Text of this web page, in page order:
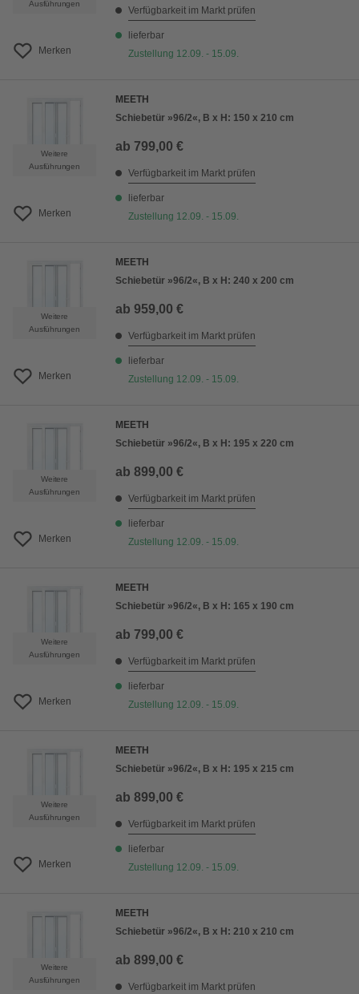
Ausführungen
Merken
Verfügbarkeit im Markt prüfen
lieferbar
Zustellung 12.09. - 15.09.
Weitere
Ausführungen
Merken
MEETH
Schiebetür »96/2«, B x H: 150 x 210 cm
ab 799,00 €
Verfügbarkeit im Markt prüfen
lieferbar
Zustellung 12.09. - 15.09.
Weitere
Ausführungen
Merken
MEETH
Schiebetür »96/2«, B x H: 240 x 200 cm
ab 959,00 €
Verfügbarkeit im Markt prüfen
lieferbar
Zustellung 12.09. - 15.09.
Weitere
Ausführungen
Merken
MEETH
Schiebetür »96/2«, B x H: 195 x 220 cm
ab 899,00 €
Verfügbarkeit im Markt prüfen
lieferbar
Zustellung 12.09. - 15.09.
Weitere
Ausführungen
Merken
MEETH
Schiebetür »96/2«, B x H: 165 x 190 cm
ab 799,00 €
Verfügbarkeit im Markt prüfen
lieferbar
Zustellung 12.09. - 15.09.
Weitere
Ausführungen
Merken
MEETH
Schiebetür »96/2«, B x H: 195 x 215 cm
ab 899,00 €
Verfügbarkeit im Markt prüfen
lieferbar
Zustellung 12.09. - 15.09.
Weitere
Ausführungen
MEETH
Schiebetür »96/2«, B x H: 210 x 210 cm
ab 899,00 €
Verfügbarkeit im Markt prüfen